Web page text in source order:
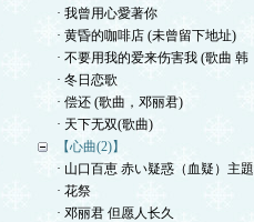
· 我曾用心愛著你
· 黄昏的咖啡店 (未曾留下地址)
· 不要用我的爱来伤害我 (歌曲 韩
· 冬日恋歌
· 偿还 (歌曲，邓丽君)
· 天下无双(歌曲)
【心曲(2)】
· 山口百恵 赤い疑惑（血疑）主題
· 花祭
· 邓丽君 但愿人长久